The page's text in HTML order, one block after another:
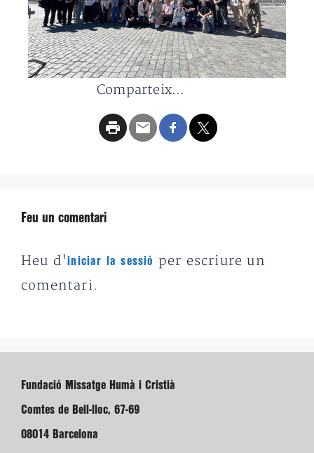
Comparteix...
Feu un comentari
Heu d'iniciar la sessió
per escriure un
comentari.
Fundació Missatge Humà i Cristià
Comtes de Bell-lloc, 67-69
08014 Barcelona